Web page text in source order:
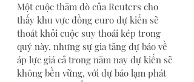
Một cuộc thăm dò của Reuters cho
thấy khu vực đồng euro dự kiến sẽ
thoát khỏi cuộc suy thoái kép trong
quý này, nhưng sự gia tăng dự báo về
áp lực giá cả trong năm nay dự kiến sẽ
không bền vững, với dự báo lạm phát